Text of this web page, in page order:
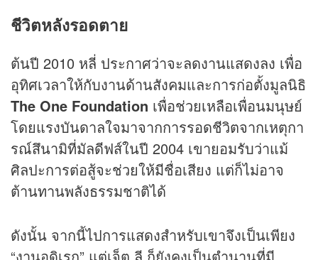
ชีวิตหลังรอดตาย
ต้นปี 2010 หลี่ ประกาศว่าจะลดงานแสดงลง เพื่อ
อุทิศเวลาให้กับงานด้านสังคมและการก่อตั้งมูลนิธิ
The One Foundation เพื่อช่วยเหลือเพื่อนมนุษย์
โดยแรงบันดาลใจมาจากการรอดชีวิตจากเหตุกา
รณ์สึนามิที่มัลดีฟส์ในปี 2004 เขายอมรับว่าแม้
ศิลปะการต่อสู้จะช่วยให้มีชื่อเสียง แต่ก็ไม่อาจ
ต้านทานพลังธรรมชาติได้
ดังนั้น จากนี้ไปการแสดงสำหรับเขาจึงเป็นเพียง